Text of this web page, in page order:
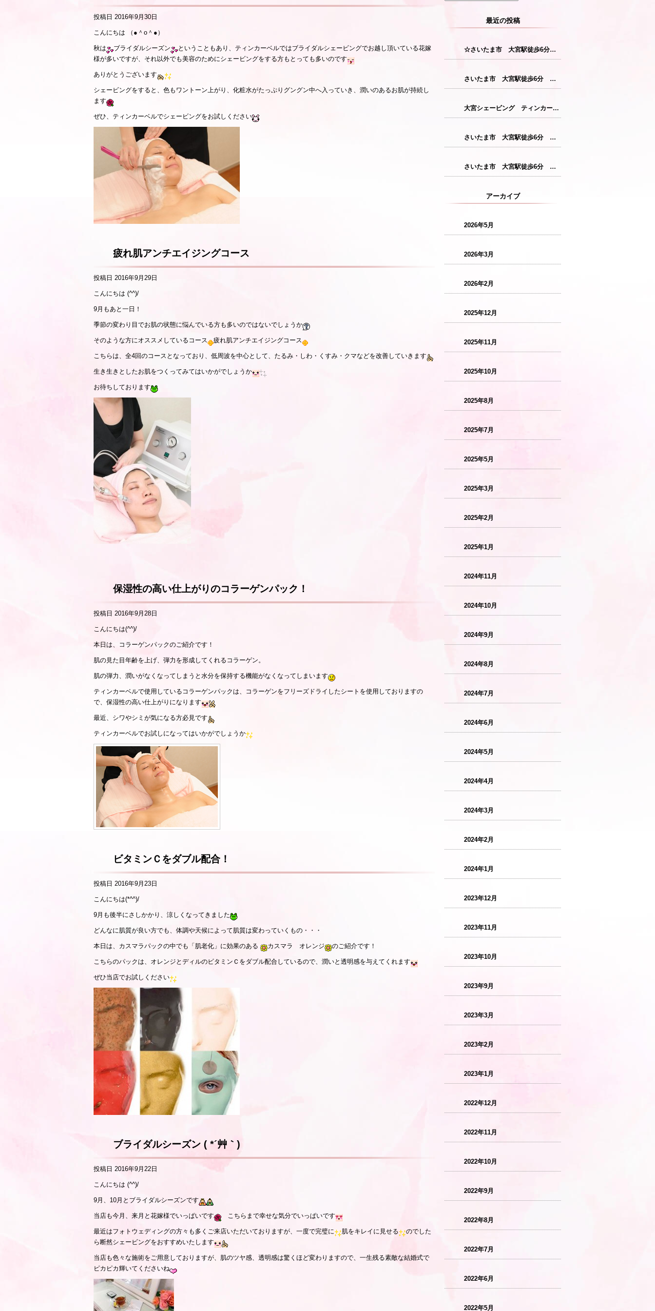
投稿日 2016年9月30日
こんにちは （●＾o＾●）
秋は ブライダルシーズン
ということもあり、ティンカーベルではブライダルシェービングでお越し頂いている花嫁
様が多いですが、それ以外でも美容のためにシェービングをする方もとっても多いのです
ありがとうございます
シェービングをすると、色もワントーン上がり、化粧水がたっぷりグングン中へ入っていき、潤いのあるお肌が持続し
ます
ぜひ、ティンカーベルでシェービングをお試しください
疲れ肌アンチエイジングコース
投稿日 2016年9月29日
こんにちは (^^)/
9月もあと一日！
季節の変わり目でお肌の状態に悩んでいる方も多いのではないでしょうか
そのような方にオススメしているコース 疲れ肌アンチエイジングコース
こちらは、全4回のコースとなっており、低周波を中心として、たるみ・しわ・くすみ・クマなどを改善していきます
生き生きとしたお肌をつくってみてはいかがでしょうか
お待ちしております
保湿性の高い仕上がりのコラーゲンパック！
投稿日 2016年9月28日
こんにちは(^^)/
本日は、コラーゲンパックのご紹介です！
肌の見た目年齢を上げ、弾力を形成してくれるコラーゲン。
肌の弾力、潤いがなくなってしまうと水分を保持する機能がなくなってしまいます
ティンカーベルで使用しているコラーゲンパックは、コラーゲンをフリーズドライしたシートを使用しておりますの
で、保湿性の高い仕上がりになります
最近、シワやシミが気になる方必見です
ティンカーベルでお試しになってはいかがでしょうか
ビタミンＣをダブル配合！
投稿日 2016年9月23日
こんにちは(*^^)/
9月も後半にさしかかり、涼しくなってきました
どんなに肌質が良い方でも、体調や天候によって肌質は変わっていくもの・・・
本日は、カスマラパックの中でも「肌老化」に効果のある カスマラ オレンジ のご紹介です！
こちらのパックは、オレンジとディルのビタミンＣをダブル配合しているので、潤いと透明感を与えてくれます
ぜひ当店でお試しください
ブライダルシーズン ( *´艸｀)
投稿日 2016年9月22日
こんにちは (^^)/
9月、10月とブライダルシーズンです
当店も今月、来月と花嫁様でいっぱいです こちらまで幸せな気分でいっぱいです
最近はフォトウェディングの方々も多くご来店いただいておりますが、一度で完璧に 肌をキレイに見せる
のでした
ら断然シェービングをおすすめいたします
当店も色々な施術をご用意しておりますが、肌のツヤ感、透明感は驚くほど変わりますので、一生残る素敵な結婚式で
ピカピカ輝いてくださいね
最近の投稿
☆さいたま市 大宮駅徒歩6分 レディースシェービング☆
さいたま市 大宮駅徒歩6分 レディースシェービング『産毛をなくすことで花粉症対策につながります！』
大宮シェービング ティンカーベル『クレンジング』
さいたま市 大宮駅徒歩6分 レディースシェービング『仕上がりが格別のシェービングコース』
さいたま市 大宮駅徒歩6分 レディースシェービング『敏感肌の方にも安心パック』
アーカイブ
2026年5月
2026年3月
2026年2月
2025年12月
2025年11月
2025年10月
2025年8月
2025年7月
2025年5月
2025年3月
2025年2月
2025年1月
2024年11月
2024年10月
2024年9月
2024年8月
2024年7月
2024年6月
2024年5月
2024年4月
2024年3月
2024年2月
2024年1月
2023年12月
2023年11月
2023年10月
2023年9月
2023年3月
2023年2月
2023年1月
2022年12月
2022年11月
2022年10月
2022年9月
2022年8月
2022年7月
2022年6月
2022年5月